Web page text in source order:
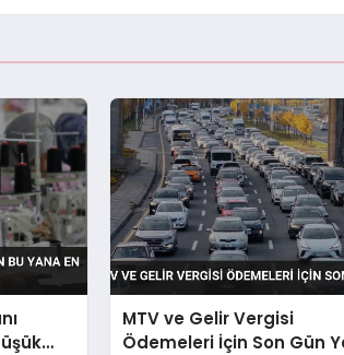
MTV ve Gelir Vergisi
Ödemeleri İçin Son Gün